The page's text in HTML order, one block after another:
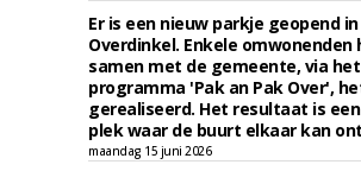
Er is een nieuw parkje geopend in
Overdinkel. Enkele omwonenden
samen met de gemeente, via het
programma 'Pak an Pak Over',
gerealiseerd. Het resultaat is
plek waar de buurt elkaar kan
maandag 15 juni 2026